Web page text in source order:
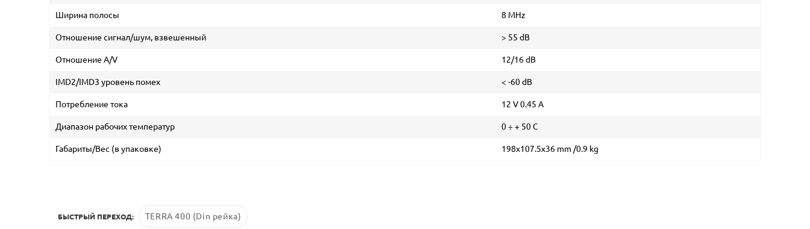
Ширина полосы 8 MHz
Отношение сигнал/шум, взвешенный > 55 dB
Отношение A/V 12/16 dB
IMD2/IMD3 уровень помех < -60 dB
Потребление тока 12 V 0.45 A
Диапазон рабочих температур 0 ÷ + 50 C
Габариты/Вес (в упаковке) 198x107.5x36 mm /0.9 kg
БЫСТРЫЙ ПЕРЕХОД: TERRA 400 (Din рейка)